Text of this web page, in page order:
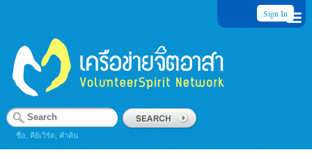
Sign In
ชื่อ, คีย์เวิร์ด, คำค้น